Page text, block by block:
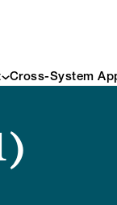
Cross-System